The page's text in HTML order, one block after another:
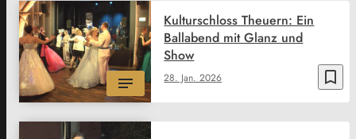
bookmark_border
28. Jan. 2026
Kulturschloss Theuern: Ein
Ballabend mit Glanz und
Show